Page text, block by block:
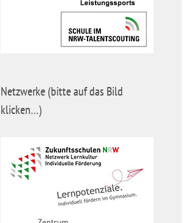
Netzwerke (bitte auf das Bild
klicken…)